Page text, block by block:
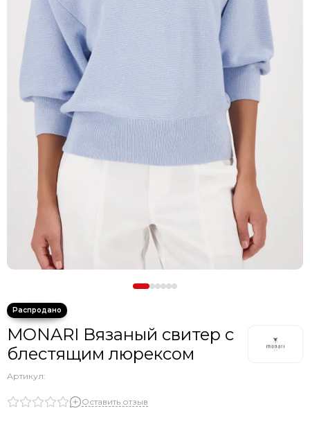
MONARI Вязаный свитер с
блестящим люрексом
Артикул:
Оставить отзыв